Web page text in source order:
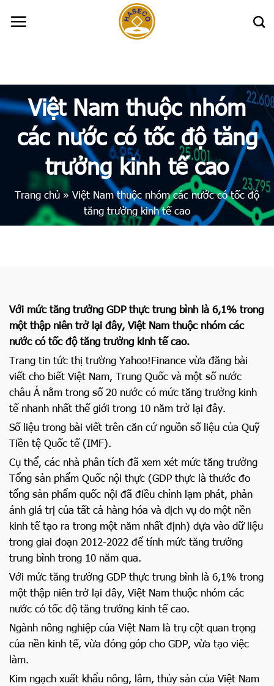
Việt Nam thuộc nhóm
các nước có tốc độ tăng
trưởng kinh tế cao
Trang chủ»Việt Nam thuộc nhóm các nước có tốc độ
tăng trưởng kinh tế cao
Với mức tăng trưởng GDP thực trung bình là 6,1% trong
một thập niên trở lại đây, Việt Nam thuộc nhóm các
nước có tốc độ tăng trưởng kinh tế cao.
Trang tin tức thị trường Yahoo!Finance vừa đăng bài
viết cho biết Việt Nam, Trung Quốc và một số nước
châu Á nằm trong số 20 nước có mức tăng trưởng kinh
tế nhanh nhất thế giới trong 10 năm trở lại đây.
Số liệu trong bài viết trên căn cứ nguồn số liệu của Quỹ
Tiền tệ Quốc tế (IMF).
Cụ thể, các nhà phân tích đã xem xét mức tăng trưởng
Tổng sản phẩm Quốc nội thực (GDP thực là thước đo
tổng sản phẩm quốc nội đã điều chỉnh lạm phát, phản
ánh giá trị của tất cả hàng hóa và dịch vụ do một nền
kinh tế tạo ra trong một năm nhất định) dựa vào dữ liệu
trong giai đoạn 2012-2022 để tính mức tăng trưởng
trung bình trong 10 năm qua.
Với mức tăng trưởng GDP thực trung bình là 6,1% trong
một thập niên trở lại đây, Việt Nam thuộc nhóm các
nước có tốc độ tăng trưởng kinh tế cao.
Ngành nông nghiệp của Việt Nam là trụ cột quan trọng
của nền kinh tế, vừa đóng góp cho GDP, vừa tạo việc
làm.
Kim ngạch xuất khẩu nông, lâm, thủy sản của Việt Nam